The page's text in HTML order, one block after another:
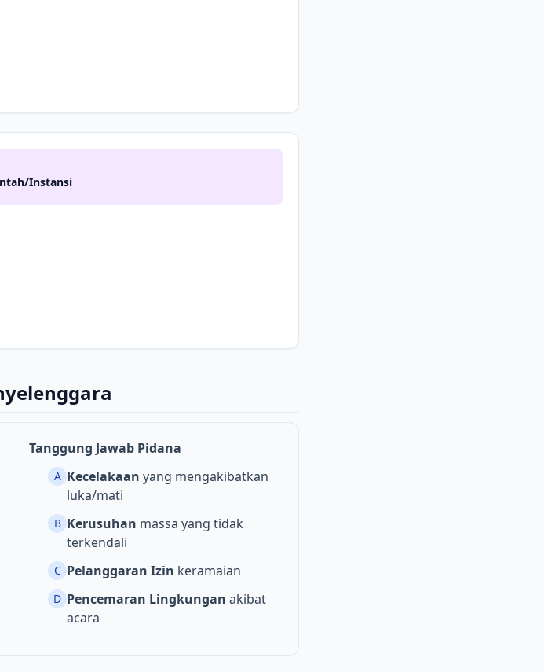
Instansi
Tanggung Jawab Pidana
A Kecelakaan yang mengakibatkan
luka/mati
B Kerusuhan massa yang tidak
terkendali
C Pelanggaran Izin keramaian
D Pencemaran Lingkungan akibat
acara